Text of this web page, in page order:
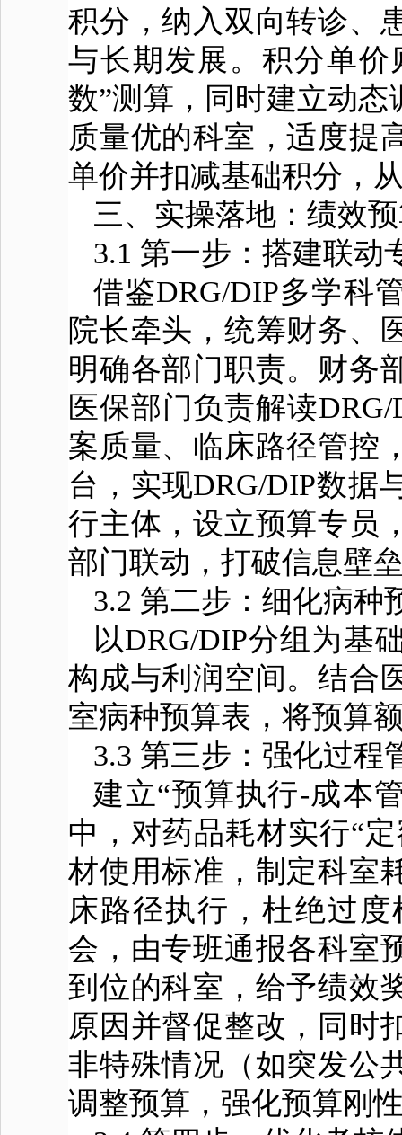
积分，纳入双向转诊、
与长期发展。积分单
数”测算，同时建立动
质量优的科室，适度提
单价并扣减基础积分，
三、实操落地：绩效
3.1 第一步：搭建联动
借鉴DRG/DIP多学科
院长牵头，统筹财务、
明确各部门职责。财务
医保部门负责解读
案质量、临床路径管控
台，实现DRG/DIP数据
行主体，设立预算专员
部门联动，打破信息壁
3.2 第二步：细化病种
以DRG/DIP分组为基
构成与利润空间。结合
室病种预算表，将预算
3.3 第三步：强化过程
建立“预算执行-成本
中，对药品耗材实行“
材使用标准，制定科室
床路径执行，杜绝过
会，由专班通报各科室
到位的科室，给予绩效
原因并督促整改，同时
非特殊情况（如突发公
调整预算，强化预算刚